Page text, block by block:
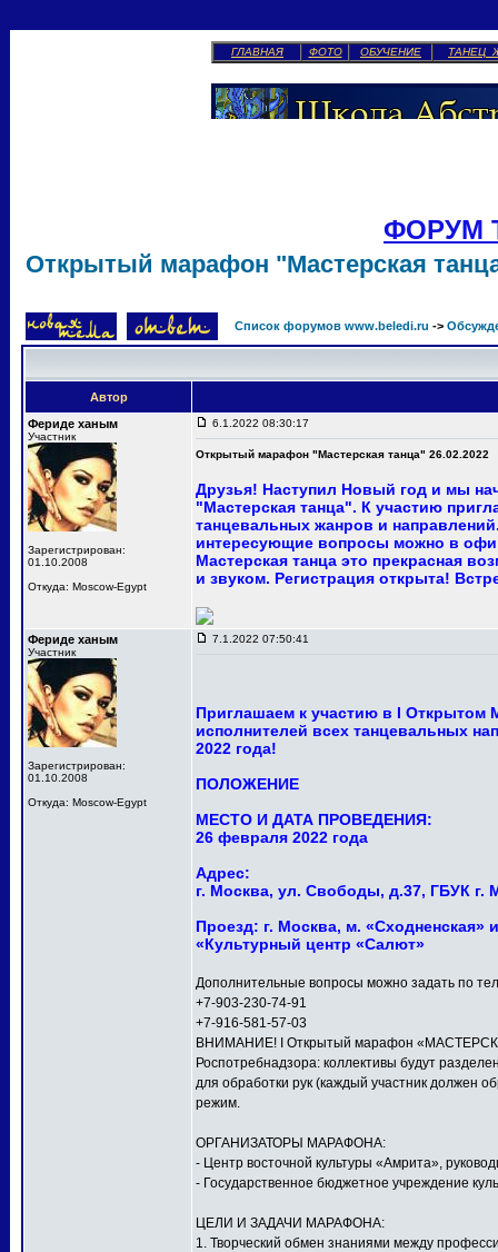
ГЛАВНАЯ ФОТО ОБУЧЕНИЕ ТАНЕЦ
ФОРУМ
Открытый марафон "Мастерская
Список форумов www.beledi.ru ->
Автор
Фериде ханым
Участник
Зарегистрирован:
01.10.2008
Откуда: Moscow-Egypt
6.1.2022 08:30:17
Открытый марафон "Мастерская танца" 26.02.2022
Друзья! Наступил Новый год и мы
"Мастерская танца". К участию
танцевальных жанров и
интересующие вопросы можно в
Мастерская танца это прекрасная
и звуком. Регистрация открыта!
Фериде ханым
Участник
Зарегистрирован:
01.10.2008
Откуда: Moscow-Egypt
7.1.2022 07:50:41
Приглашаем к участию в I
исполнителей всех танцевальных
2022 года!
ПОЛОЖЕНИЕ
МЕСТО И ДАТА ПРОВЕДЕНИЯ:
26 февраля 2022 года
Адрес:
г. Москва, ул. Свободы, д.37, ГБУК
Проезд: г. Москва, м. «Сходненская»
«Культурный центр «Салют»
Дополнительные вопросы можно задать по
+7-903-230-74-91
+7-916-581-57-03
ВНИМАНИЕ! I Открытый марафон
Роспотребнадзора: коллективы будут
для обработки рук (каждый участник должен
режим.
ОРГАНИЗАТОРЫ МАРАФОНА:
- Центр восточной культуры «Амрита»,
- Государственное бюджетное учреждение
ЦЕЛИ И ЗАДАЧИ МАРАФОНА:
1. Творческий обмен знаниями между